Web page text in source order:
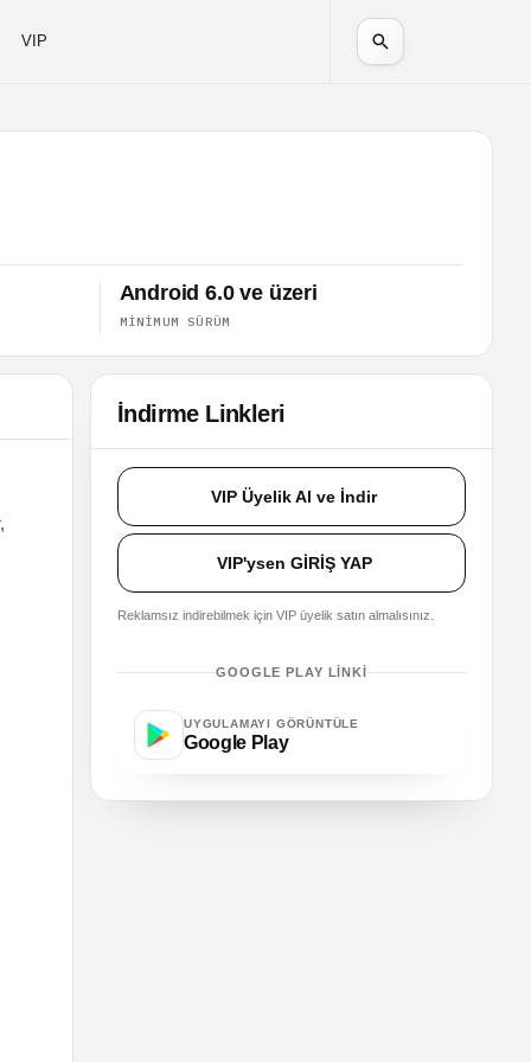
VIP
Android 6.0 ve üzeri
MINIMUM SÜRÜM
İndirme Linkleri
VIP Üyelik Al ve İndir
VIP'ysen GİRİŞ YAP
Reklamsız indirebilmek için VIP üyelik satın almalısınız.
GOOGLE PLAY LINKI
UYGULAMAYI GÖRÜNTÜLE
Google Play